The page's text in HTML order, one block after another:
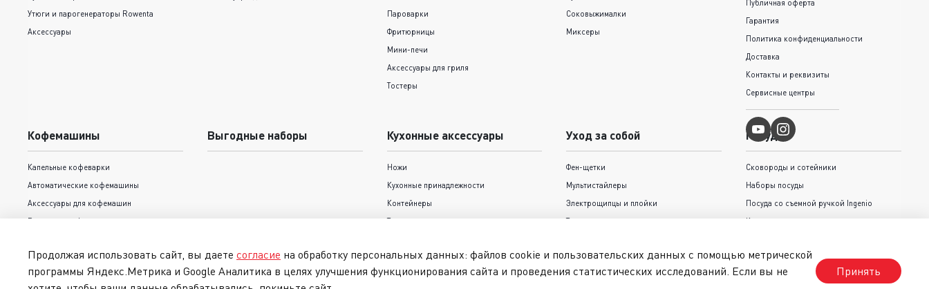
Утюги и парогенераторы Rowenta
Аксессуары
Пароварки
Фритюрницы
Мини-печи
Аксессуары для гриля
Тостеры
Соковыжималки
Миксеры
Кофемашины
Капельные кофеварки
Автоматические кофемашины
Аксессуары для кофемашин
Рожковые кофеварки
Выгодные наборы Кухонные аксессуары
Ножи
Кухонные принадлежности
Контейнеры
Термокружки и термосы
Уход за собой
Фен-щетки
Мультистайлеры
Электрощипцы и плойки
Триммеры
Выпрямители
Машинки для стрижки волос
Посуда
Сковороды и cотейники
Наборы посуды
Посуда со съемной ручкой Ingenio
Кастрюли и ковши
Коллекция Jamie Oliver Tefal
Коллекция Unlimited
Публичная оферта
Гарантия
Политика конфиденциальности
Доставка
Контакты и реквизиты
Сервисные центры
Продолжая использовать сайт, вы даете согласие на обработку персональных данных: файлов cookie и пользовательских данных с помощью метрической
программы Яндекс.Метрика и Google Аналитика в целях улучшения функционирования сайта и проведения статистических исследований. Если вы не
Принять